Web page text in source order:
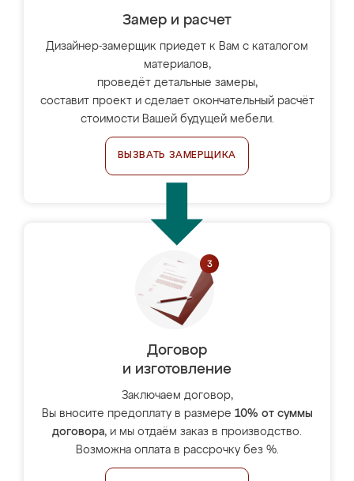
Замер и расчет
Дизайнер-замерщик приедет к Вам с каталогом
материалов,
проведёт детальные замеры,
составит проект и сделает окончательный расчёт
стоимости Вашей будущей мебели.
ВЫЗВАТЬ ЗАМЕРЩИКА
Договор
и изготовление
Заключаем договор,
Вы вносите предоплату в размере 10% от суммы
договора, и мы отдаём заказ в производство.
Возможна оплата в рассрочку без %.